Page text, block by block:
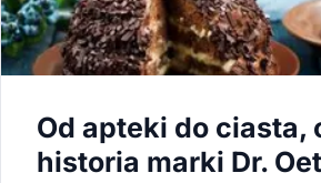
Od apteki do ciasta,
historia marki Dr.